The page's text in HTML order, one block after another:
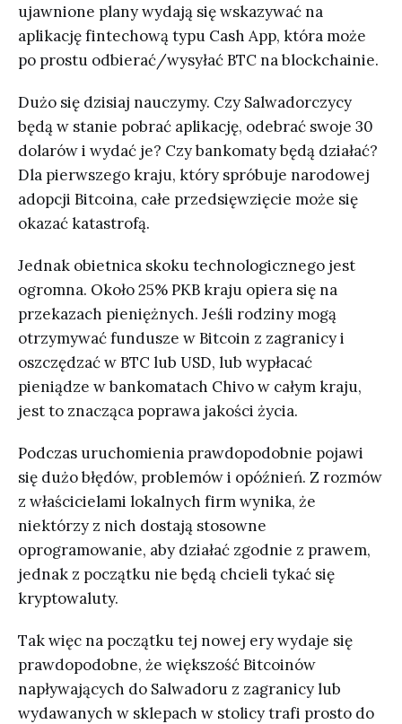
ujawnione plany wydają się wskazywać na
aplikację fintechową typu Cash App, która może
po prostu odbierać/wysyłać BTC na blockchainie.
Dużo się dzisiaj nauczymy. Czy Salwadorczycy
będą w stanie pobrać aplikację, odebrać swoje 30
dolarów i wydać je? Czy bankomaty będą działać?
Dla pierwszego kraju, który spróbuje narodowej
adopcji Bitcoina, całe przedsięwzięcie może się
okazać katastrofą.
Jednak obietnica skoku technologicznego jest
ogromna. Około 25% PKB kraju opiera się na
przekazach pieniężnych. Jeśli rodziny mogą
otrzymywać fundusze w Bitcoin z zagranicy i
oszczędzać w BTC lub USD, lub wypłacać
pieniądze w bankomatach Chivo w całym kraju,
jest to znacząca poprawa jakości życia.
Podczas uruchomienia prawdopodobnie pojawi
się dużo błędów, problemów i opóźnień. Z rozmów
z właścicielami lokalnych firm wynika, że
niektórzy z nich dostają stosowne
oprogramowanie, aby działać zgodnie z prawem,
jednak z początku nie będą chcieli tykać się
kryptowaluty.
Tak więc na początku tej nowej ery wydaje się
prawdopodobne, że większość Bitcoinów
napływających do Salwadoru z zagranicy lub
wydawanych w sklepach w stolicy trafi prosto do